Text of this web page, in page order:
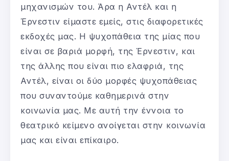
μηχανισμών του. Άρα η Αντέλ και η
Έρνεστιν είμαστε εμείς, στις διαφορετικές
εκδοχές μας. Η ψυχοπάθεια της μίας που
είναι σε βαριά μορφή, της Έρνεστιν, και
της άλλης που είναι πιο ελαφριά, της
Αντέλ, είναι οι δύο μορφές ψυχοπάθειας
που συναντούμε καθημερινά στην
κοινωνία μας. Με αυτή την έννοια το
θεατρικό κείμενο ανοίγεται στην κοινωνία
μας και είναι επίκαιρο.